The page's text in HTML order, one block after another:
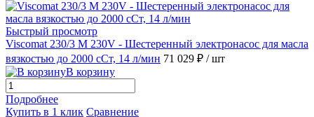
Быстрый просмотр
Viscomat 230/3 М 230V - Шестеренный электронасос для масла
вязкостью до 2000 сСт, 14 л/мин 71 029 ₽ / шт
В корзину
Подробнее
Купить в 1 клик Сравнение